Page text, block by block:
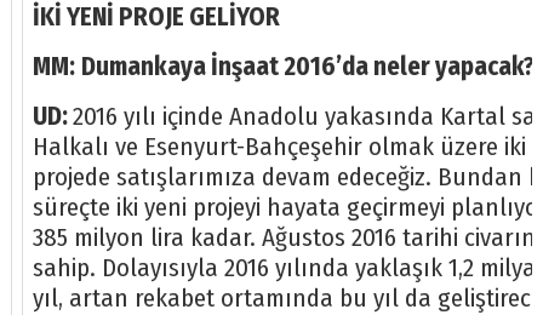
İKİ YENİ PROJE GELİYOR
MM: Dumankaya İnşaat 2016’da neler
UD:2016 yılı içinde Anadolu yakasında Kartal
Halkalı ve Esenyurt-Bahçeşehir olmak üzere
projede satışlarımıza devam edeceğiz.
süreçte iki yeni projeyi hayata geçirmeyi
385 milyon lira kadar. Ağustos 2016 tarihi
sahip. Dolayısıyla 2016 yılında yaklaşık 1,2
yıl, artan rekabet ortamında bu yıl da